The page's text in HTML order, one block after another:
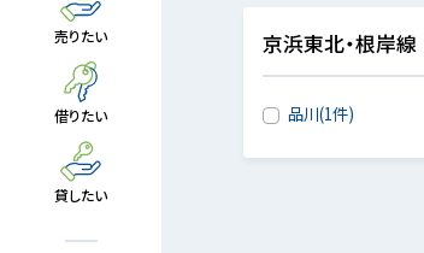
売りたい
借りたい
貸したい
京浜東北・根岸線
品川(1件)